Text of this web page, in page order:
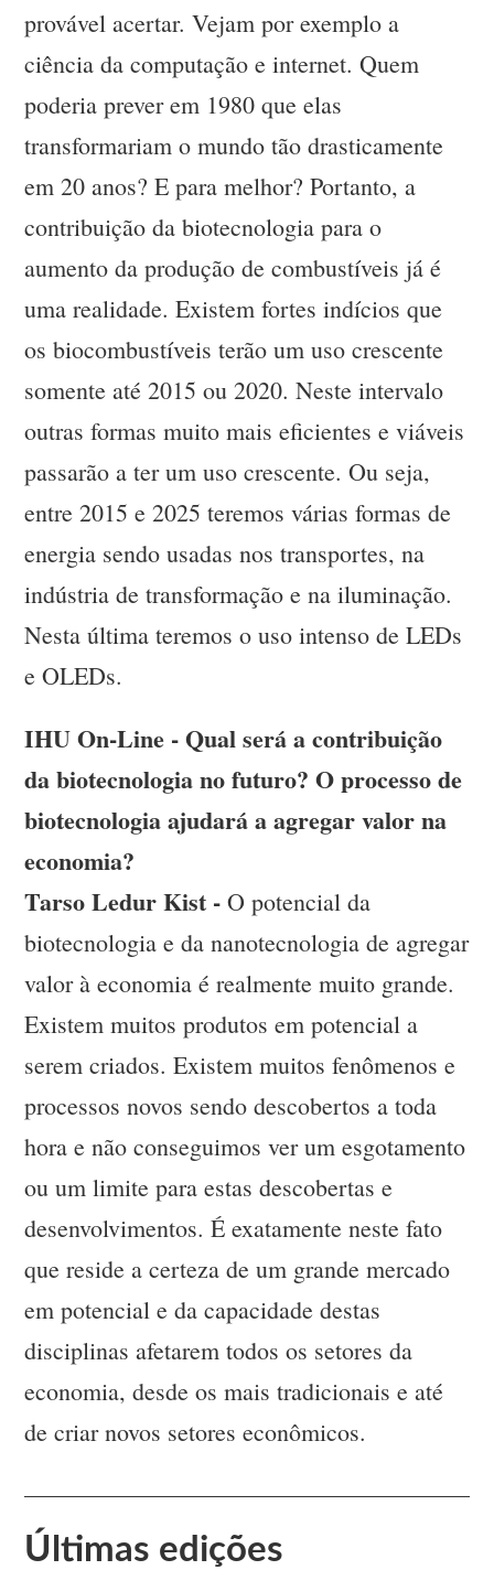
provável acertar. Vejam por exemplo a
ciência da computação e internet. Quem
poderia prever em 1980 que elas
transformariam o mundo tão drasticamente
em 20 anos? E para melhor? Portanto, a
contribuição da biotecnologia para o
aumento da produção de combustíveis já é
uma realidade. Existem fortes indícios que
os biocombustíveis terão um uso crescente
somente até 2015 ou 2020. Neste intervalo
outras formas muito mais eficientes e viáveis
passarão a ter um uso crescente. Ou seja,
entre 2015 e 2025 teremos várias formas de
energia sendo usadas nos transportes, na
indústria de transformação e na iluminação.
Nesta última teremos o uso intenso de LEDs
e OLEDs.
IHU On-Line - Qual será a contribuição
da biotecnologia no futuro? O processo de
biotecnologia ajudará a agregar valor na
economia?
Tarso Ledur Kist - O potencial da
biotecnologia e da nanotecnologia de agregar
valor à economia é realmente muito grande.
Existem muitos produtos em potencial a
serem criados. Existem muitos fenômenos e
processos novos sendo descobertos a toda
hora e não conseguimos ver um esgotamento
ou um limite para estas descobertas e
desenvolvimentos. É exatamente neste fato
que reside a certeza de um grande mercado
em potencial e da capacidade destas
disciplinas afetarem todos os setores da
economia, desde os mais tradicionais e até
de criar novos setores econômicos.
Últimas edições